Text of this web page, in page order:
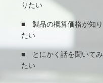
りたい
■ 製品の概算価格が知り
たい
■ とにかく話を聞いてみ
たい